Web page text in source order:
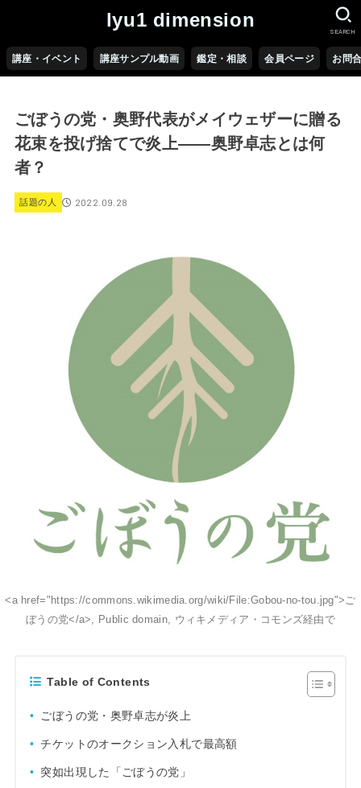
lyu1 dimension
講座・イベント 講座サンプル動画 鑑定・相談 会員ページ お問
SEARCH
ごぼうの党・奥野代表がメイウェザーに贈る
花束を投げ捨てで炎上――奥野卓志とは何
者？
話題の人 2022.09.28
<a href="https://commons.wikimedia.org/wiki/File:Gobou-no-tou.jpg">ご
ぼうの党</a>, Public domain, ウィキメディア・コモンズ経由で
Table of Contents
ごぼうの党・奥野卓志が炎上
チケットのオークション入札で最高額
突如出現した「ごぼうの党」